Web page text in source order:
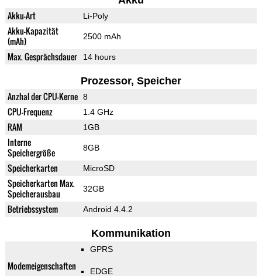
Akku-Art Li-Poly
Akku-Kapazität
(mAh)
2500 mAh
Max. Gesprächsdauer 14 hours
Prozessor, Speicher
Anzhal der CPU-Kerne 8
CPU-Frequenz 1.4 GHz
RAM 1GB
Interne
Speichergröße
8GB
Speicherkarten MicroSD
Speicherkarten Max.
Speicherausbau
32GB
Betriebssystem Android 4.4.2
Kommunikation
Modemeigenschaften
GPRS
EDGE